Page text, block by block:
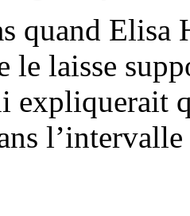
quand Elisa
le laisse
expliquerait
l’intervalle